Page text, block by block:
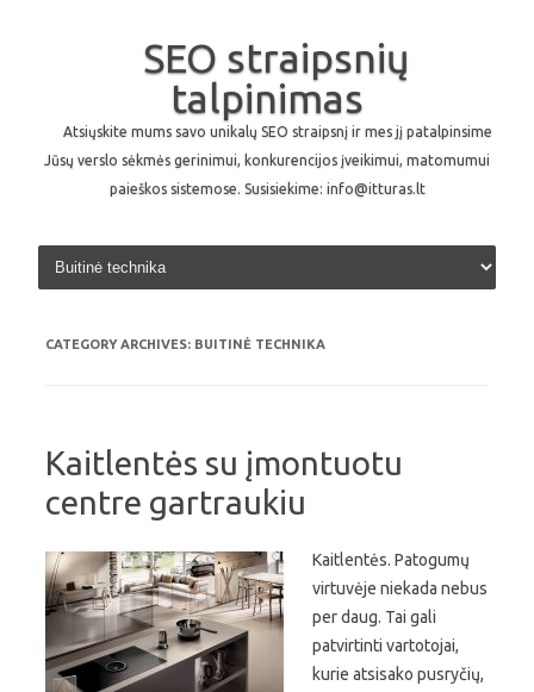
SEO straipsnių
talpinimas
Atsiųskite mums savo unikalų SEO straipsnį ir mes jį patalpinsime
Jūsų verslo sėkmės gerinimui, konkurencijos įveikimui, matomumui
paieškos sistemose. Susisiekime: info@itturas.lt
Skip to content
CATEGORY ARCHIVES: BUITINĖ TECHNIKA
Kaitlentės su įmontuotu
centre gartraukiu
Kaitlentės. Patogumų
virtuvėje niekada nebus
per daug. Tai gali
patvirtinti vartotojai,
kurie atsisako pusryčių,